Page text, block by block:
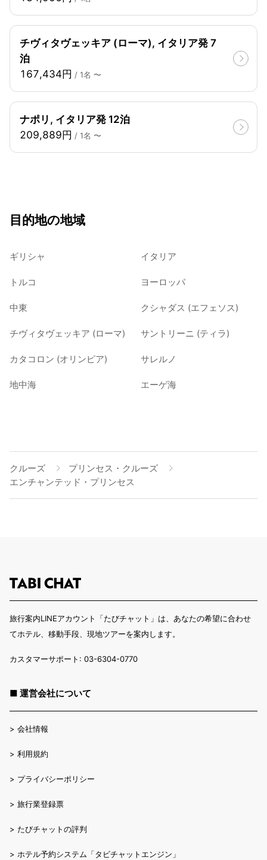
チヴィタヴェッキア (ローマ), イタリア発 7
泊
167,434円 / 1名 〜
ナポリ, イタリア発 12泊
209,889円 / 1名 〜
目的地の地域
ギリシャ イタリア
トルコ ヨーロッパ
中東 クシャダス (エフェソス)
チヴィタヴェッキア (ローマ) サントリーニ (ティラ)
カタコロン (オリンピア) サレルノ
地中海 エーゲ海
クルーズ
プリンセス・クルーズ
エンチャンテッド・プリンセス
旅行案内LINEアカウント「たびチャット」は、あなたの希望に合わせ
てホテル、移動手段、現地ツアーを案内します。
カスタマーサポート: 03-6304-0770
■ 運営会社について
> 会社情報
> 利用規約
> プライバシーポリシー
> 旅行業登録票
> たびチャットの評判
> ホテル予約システム「タビチャットエンジン」